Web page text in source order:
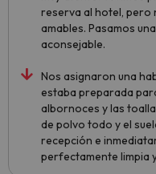
reserva al hotel, pero
amables. Pasamos
aconsejable.
Nos asignaron una
estaba preparada
albornoces y las
de polvo todo y el
recepción e
perfectamente limpia